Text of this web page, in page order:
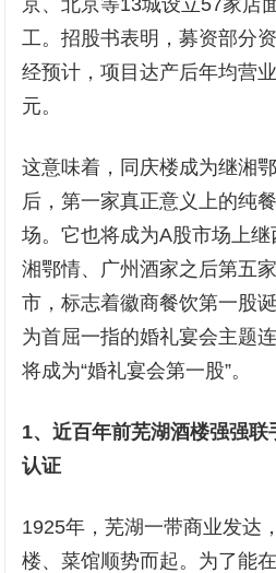
京、北京等13城设立57家店
工。招股书表明，募资部分
经预计，项目达产后年均营
元。
这意味着，同庆楼成为继湘
后，第一家真正意义上的纯
场。它也将成为A股市场上继
湘鄂情、广州酒家之后第五
市，标志着徽商餐饮第一股
为首屈一指的婚礼宴会主题
将成为“婚礼宴会第一股”。
1、近百年前芜湖酒楼强强联
认证
1925年，芜湖一带商业发达
楼、菜馆顺势而起。为了能